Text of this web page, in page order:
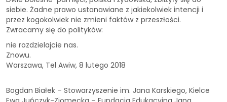
siebie. Żadne prawo ustanawiane z jakiekolwiek intencji i
przez kogokolwiek nie zmieni faktów z przeszłości.
Zwracamy się do polityków:
nie rozdzielajcie nas.
Znowu.
Warszawa, Tel Awiw, 8 lutego 2018
Bogdan Białek – Stowarzyszenie im. Jana Karskiego, Kielce